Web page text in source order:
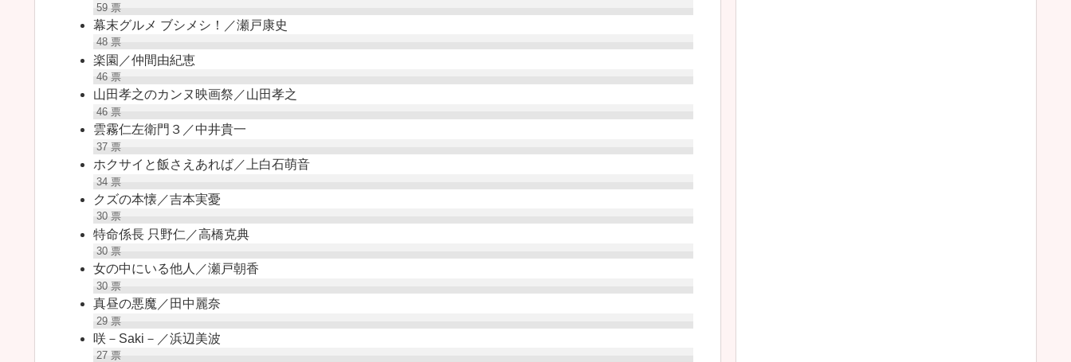
59票
幕末グルメ ブシメシ！／瀬戸康史
48票
楽園／仲間由紀恵
46票
山田孝之のカンヌ映画祭／山田孝之
46票
雲霧仁左衛門３／中井貴一
37票
ホクサイと飯さえあれば／上白石萌音
34票
クズの本懐／吉本実憂
30票
特命係長 只野仁／高橋克典
30票
女の中にいる他人／瀬戸朝香
30票
真昼の悪魔／田中麗奈
29票
咲－Saki－／浜辺美波
27票